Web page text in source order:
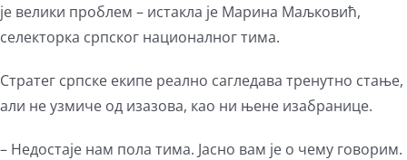
је велики проблем – истакла је Марина Маљковић,
селекторка српског националног тима.
Стратег српске екипе реално сагледава тренутно стање,
али не узмиче од изазова, као ни њене изабранице.
– Недостаје нам пола тима. Јасно вам је о чему говорим.